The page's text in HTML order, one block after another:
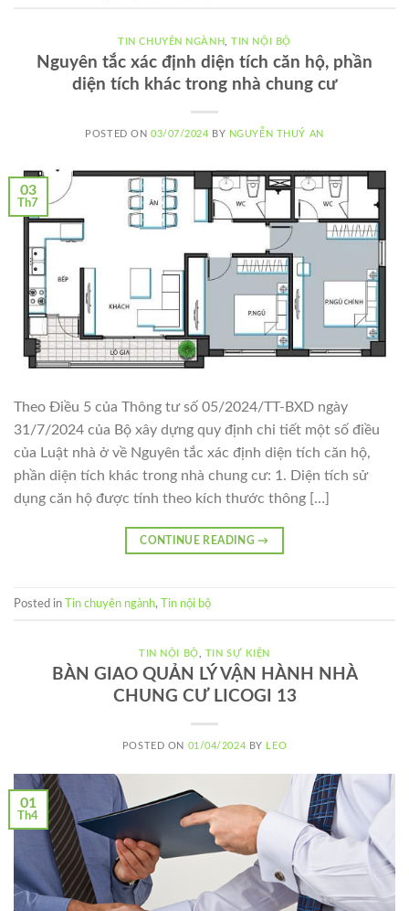
TIN CHUYÊN NGÀNH ,TIN NỘI BỘ
Nguyên tắc xác định diện tích căn hộ, phần
diện tích khác trong nhà chung cư
POSTED ON 03/07/2024 BY NGUYỄN THUÝ AN
03
Th7
Theo Điều 5 của Thông tư số 05/2024/TT-BXD ngày
31/7/2024 của Bộ xây dựng quy định chi tiết một số điều
của Luật nhà ở về Nguyên tắc xác định diện tích căn hộ,
phần diện tích khác trong nhà chung cư: 1. Diện tích sử
dụng căn hộ được tính theo kích thước thông […]
CONTINUE READING→
Posted in Tin chuyên ngành, Tin nội bộ
TIN NỘI BỘ, TIN SỰ KIỆN
BÀN GIAO QUẢN LÝ VẬN HÀNH NHÀ
CHUNG CƯ LICOGI 13
POSTED ON 01/04/2024 BY LEO
01
Th4